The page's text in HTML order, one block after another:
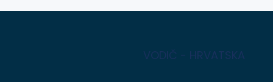
VODIČ - HRVATSKA